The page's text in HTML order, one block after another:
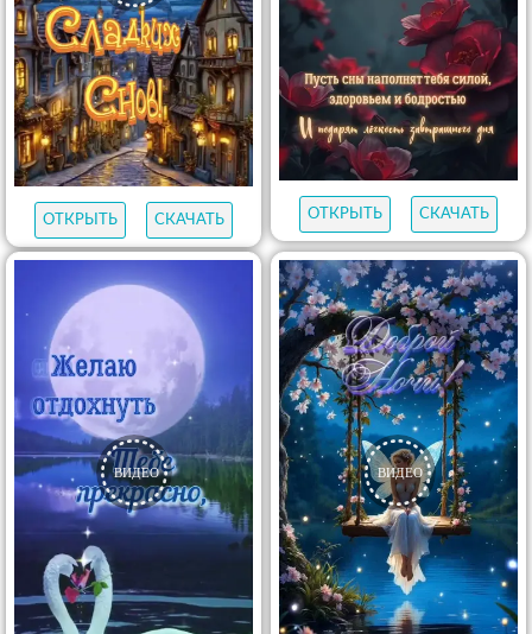
ОТКРЫТЬ СКАЧАТЬ ОТКРЫТЬ СКАЧАТЬ